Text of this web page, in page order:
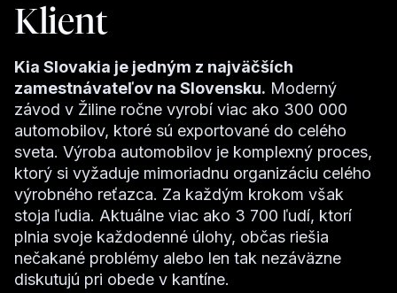
Klient
Kia Slovakia je jedným z najväčších
zamestnávateľov na Slovensku. Moderný
závod v Žiline ročne vyrobí viac ako 300 000
automobilov, ktoré sú exportované do celého
sveta. Výroba automobilov je komplexný proces,
ktorý si vyžaduje mimoriadnu organizáciu celého
výrobného reťazca. Za každým krokom však
stoja ľudia. Aktuálne viac ako 3 700 ľudí, ktorí
plnia svoje každodenné úlohy, občas riešia
nečakané problémy alebo len tak nezáväzne
diskutujú pri obede v kantíne.